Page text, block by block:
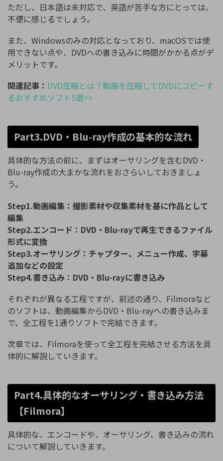
ただし、日本語は未対応で、英語が苦手な方にとっては、
不便に感じるでしょう。
また、Windowsのみの対応となっており、macOSでは使
用できない点や、DVDへの書き込みに時間がかかる点がデ
メリットです。
関連記事： DVD圧縮とは？動画を圧縮してDVDにコピーす
るおすすめソフト5選>>
Part3.DVD・Blu-ray作成の基本的な流れ
具体的な方法の前に、まずはオーサリングを含むDVD・
Blu-ray作成の大まかな流れをおさらいしておきましょ
う。
Step1.動画編集：撮影素材や収集素材を基に作品として
編集
Step2.エンコード：DVD・Blu-rayで再生できるファイル
形式に変換
Step3.オーサリング：チャプター、メニュー作成、字幕
追加などの設定
Step4.書き込み：DVD・Blu-rayに書き込み
それぞれが異なる工程ですが、前述の通り、Filmoraなど
のソフトは、動画編集からDVD・Blu-rayへの書き込みま
で、全工程を1通りソフトで完結できます。
次章では、Filmoraを使って全工程を完結させる方法を具
体的に解説していきます。
Part4.具体的なオーサリング・書き込み方法
【Filmora】
具体的な、エンコードや、オーサリング、書き込みの流れ
について解説していきます。